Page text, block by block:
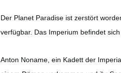
Der Planet Paradise ist zerstört
verfügbar. Das Imperium befindet sich
Anton Noname, ein Kadett der